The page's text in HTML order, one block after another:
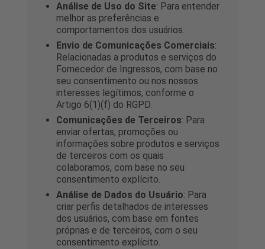
Análise de Uso do Site: Para entender
melhor as preferências e
comportamentos dos usuários.
Envio de Comunicações Comerciais:
Relacionadas a produtos e serviços do
Fornecedor de Ingressos, com base no
seu consentimento ou nos nossos
interesses legítimos, conforme o
Artigo 6(1)(f) do RGPD.
Comunicações de Terceiros: Para
enviar ofertas, promoções ou
informações sobre produtos e serviços
de terceiros com os quais
colaboramos, com base no seu
consentimento explícito.
Análise de Dados do Usuário: Para
criar perfis detalhados de interesses
dos usuários, com base em fontes
próprias e de terceiros, com o seu
consentimento explícito.